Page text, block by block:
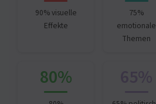
90% visuelle
Effekte
75%
emotionale
Themen
80%